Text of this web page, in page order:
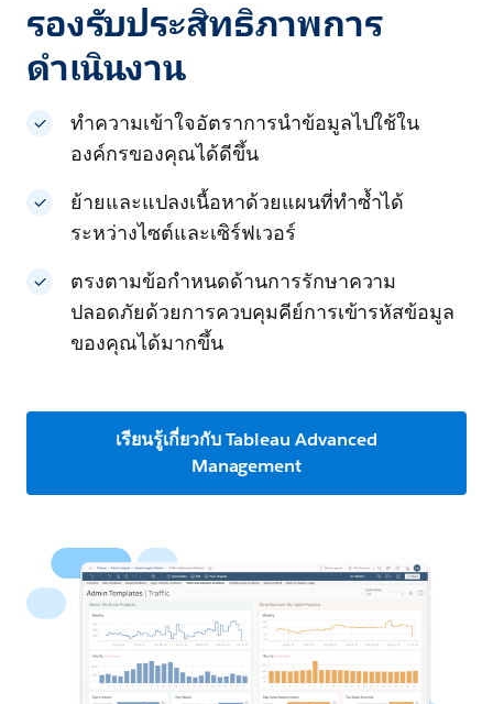
รองรับประสิทธิภาพการ
ดำเนินงาน
ทำความเข้าใจอัตราการนำข้อมูลไปใช้ใน
องค์กรของคุณได้ดีขึ้น
ย้ายและแปลงเนื้อหาด้วยแผนที่ทำซ้ำได้
ระหว่างไซต์และเซิร์ฟเวอร์
ตรงตามข้อกำหนดด้านการรักษาความ
ปลอดภัยด้วยการควบคุมคีย์การเข้ารหัสข้อมูล
ของคุณได้มากขึ้น
เรียนรู้เกี่ยวกับ Tableau Advanced
Management